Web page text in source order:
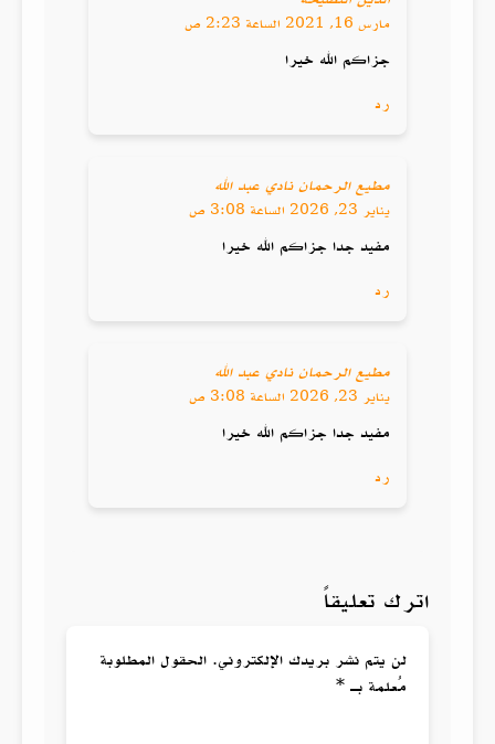
مارس 16, 2021 الساعة 2:23 ص
جزاكم الله خيرا
رد
مطيع الرحمان نادي عبد الله
يناير 23, 2026 الساعة 3:08 ص
مفيد جدا جزاكم الله خيرا
رد
مطيع الرحمان نادي عبد الله
يناير 23, 2026 الساعة 3:08 ص
مفيد جدا جزاكم الله خيرا
رد
اترك تعليقاً
لن يتم نشر بريدك الإلكتروني. الحقول المطلوبة
مُعلمة بـ *